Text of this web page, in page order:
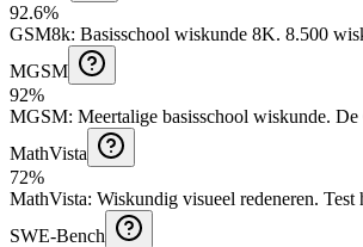
92.6%
GSM8k: Basisschool wiskunde 8K. 8.500
MGSM
92%
MGSM: Meertalige basisschool wiskunde. De
MathVista
72%
MathVista: Wiskundig visueel redeneren. Test
SWE-Bench